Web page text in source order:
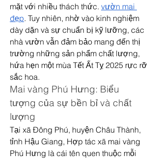
mặt với nhiều thách thức. vườn mai
đẹp. Tuy nhiên, nhờ vào kinh nghiệm
dày dặn và sự chuẩn bị kỹ lưỡng, các
nhà vườn vẫn đảm bảo mang đến thị
trường những sản phẩm chất lượng,
hứa hẹn một mùa Tết Ất Tỵ 2025 rực rỡ
sắc hoa.
Mai vàng Phú Hưng: Biểu
tượng của sự bền bỉ và chất
lượng
Tại xã Đông Phú, huyện Châu Thành,
tỉnh Hậu Giang, Hợp tác xã mai vàng
Phú Hưng là cái tên quen thuộc mỗi